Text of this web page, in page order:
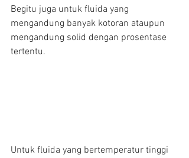
Begitu juga untuk fluida yang
mengandung banyak kotoran ataupun
mengandung solid dengan prosentase
tertentu.
Untuk fluida yang bertemperatur tinggi